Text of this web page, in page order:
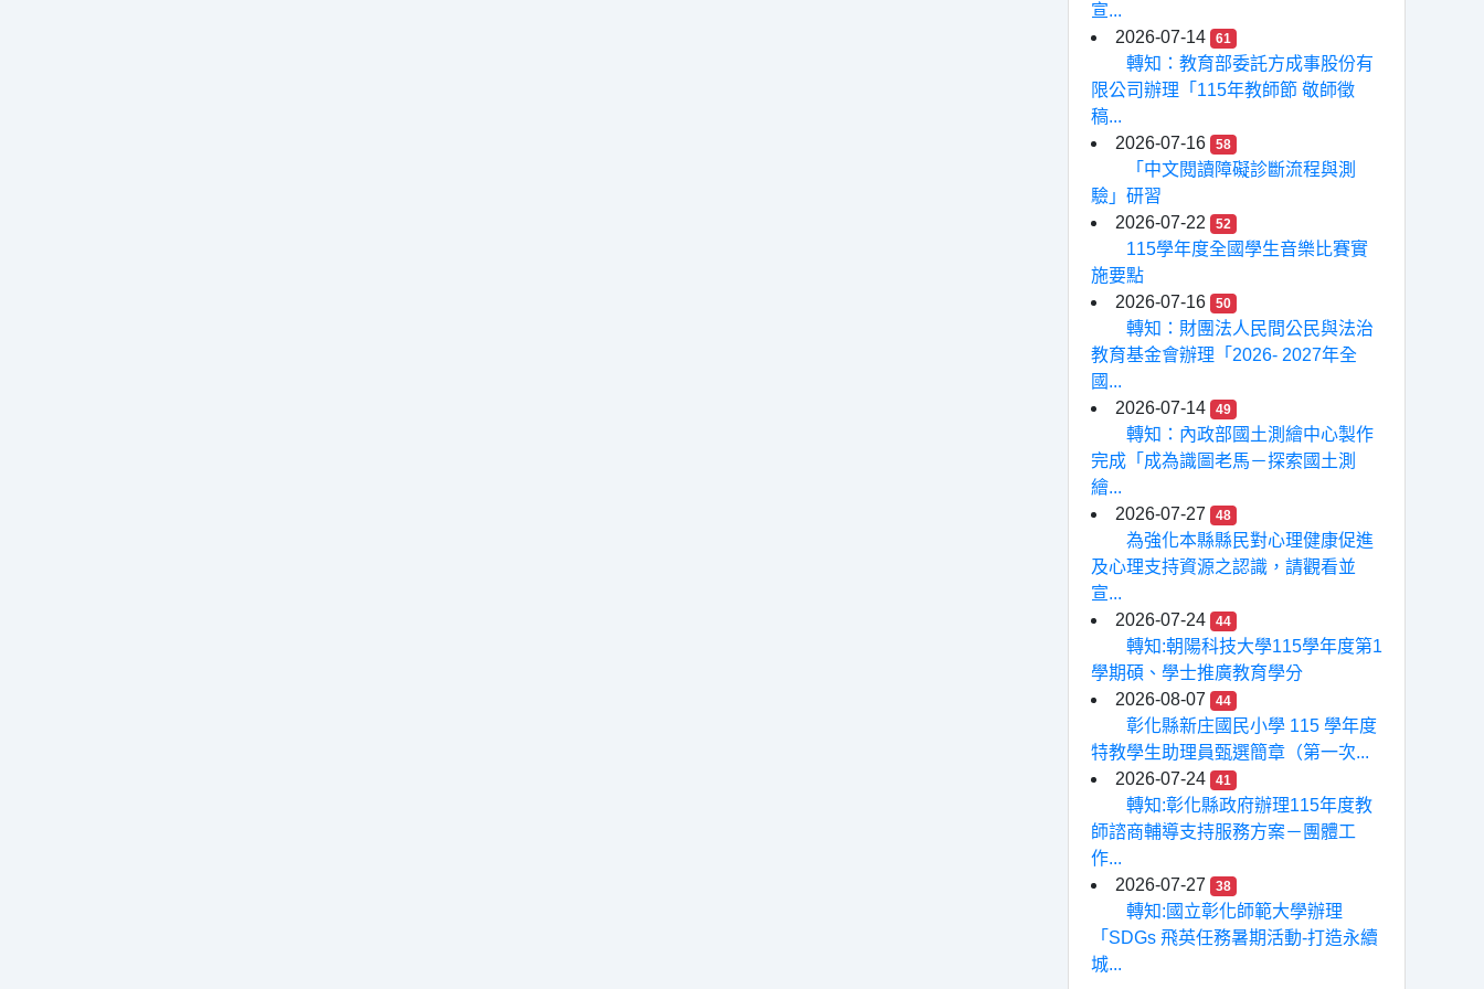
宣...
2026-07-14
61
轉知：教育部委託方成事股份有
限公司辦理「115年教師節 敬師徵
稿...
2026-07-16
58
「中文閱讀障礙診斷流程與測
驗」研習
2026-07-22
52
115學年度全國學生音樂比賽實
施要點
2026-07-16
50
轉知：財團法人民間公民與法治
教育基金會辦理「2026- 2027年全
國...
2026-07-14
49
轉知：內政部國土測繪中心製作
完成「成為識圖老馬－探索國土測
繪...
2026-07-27
48
為強化本縣縣民對心理健康促進
及心理支持資源之認識，請觀看並
宣...
2026-07-24
44
轉知:朝陽科技大學115學年度第1
學期碩、學士推廣教育學分
2026-08-07
44
彰化縣新庄國民小學 115 學年度
特教學生助理員甄選簡章（第一次...
2026-07-24
41
轉知:彰化縣政府辦理115年度教
師諮商輔導支持服務方案－團體工
作...
2026-07-27
38
轉知:國立彰化師範大學辦理
「SDGs 飛英任務暑期活動-打造永續
城...